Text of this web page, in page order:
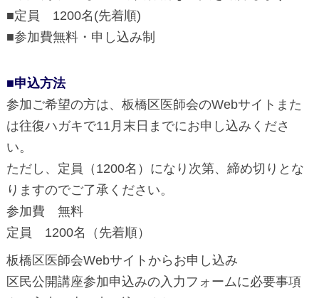
■定員 1200名(先着順)
■参加費無料・申し込み制
■申込方法
参加ご希望の方は、板橋区医師会のWebサイトまた
は往復ハガキで11月末日までにお申し込みくださ
い。
ただし、定員（1200名）になり次第、締め切りとな
りますのでご了承ください。
参加費 無料
定員 1200名（先着順）
板橋区医師会Webサイトからお申し込み
区民公開講座参加申込みの入力フォームに必要事項